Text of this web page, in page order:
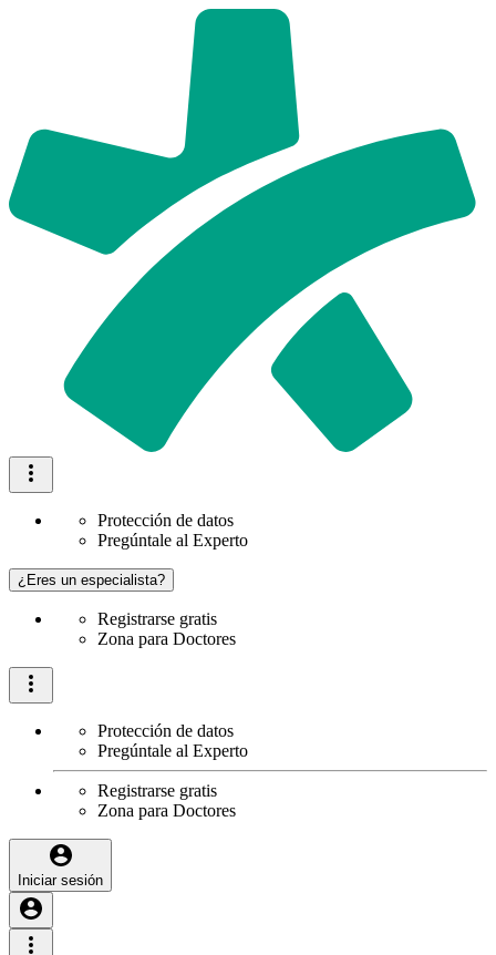
Protección de datos
Pregúntale al Experto
¿Eres un especialista?
Registrarse gratis
Zona para Doctores
Protección de datos
Pregúntale al Experto
Registrarse gratis
Zona para Doctores
Iniciar sesión